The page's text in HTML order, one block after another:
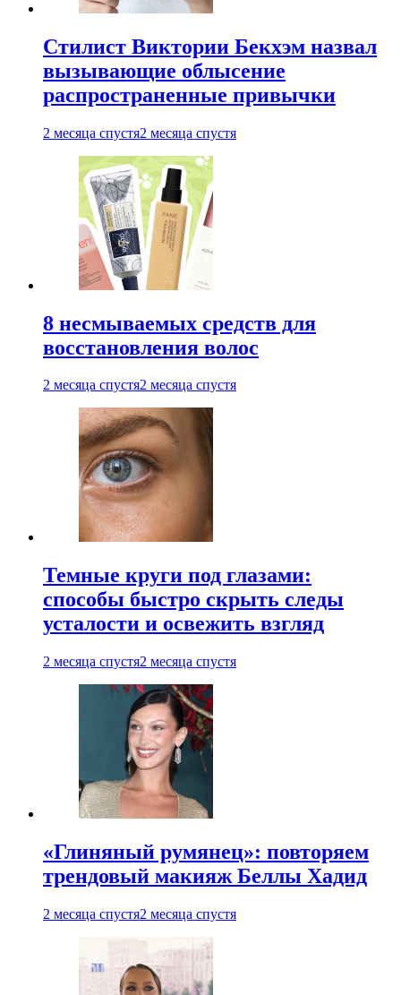
Стилист Виктории Бекхэм назвал
вызывающие облысение
распространенные привычки
2 месяца спустя2 месяца спустя
8 несмываемых средств для
восстановления волос
2 месяца спустя2 месяца спустя
Темные круги под глазами:
способы быстро скрыть следы
усталости и освежить взгляд
2 месяца спустя2 месяца спустя
«Глиняный румянец»: повторяем
трендовый макияж Беллы Хадид
2 месяца спустя2 месяца спустя